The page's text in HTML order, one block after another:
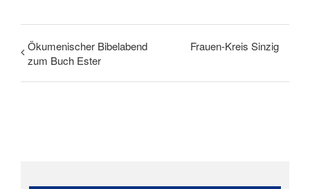
Ökumenischer Bibelabend
zum Buch Ester
Frauen-Kreis Sinzig